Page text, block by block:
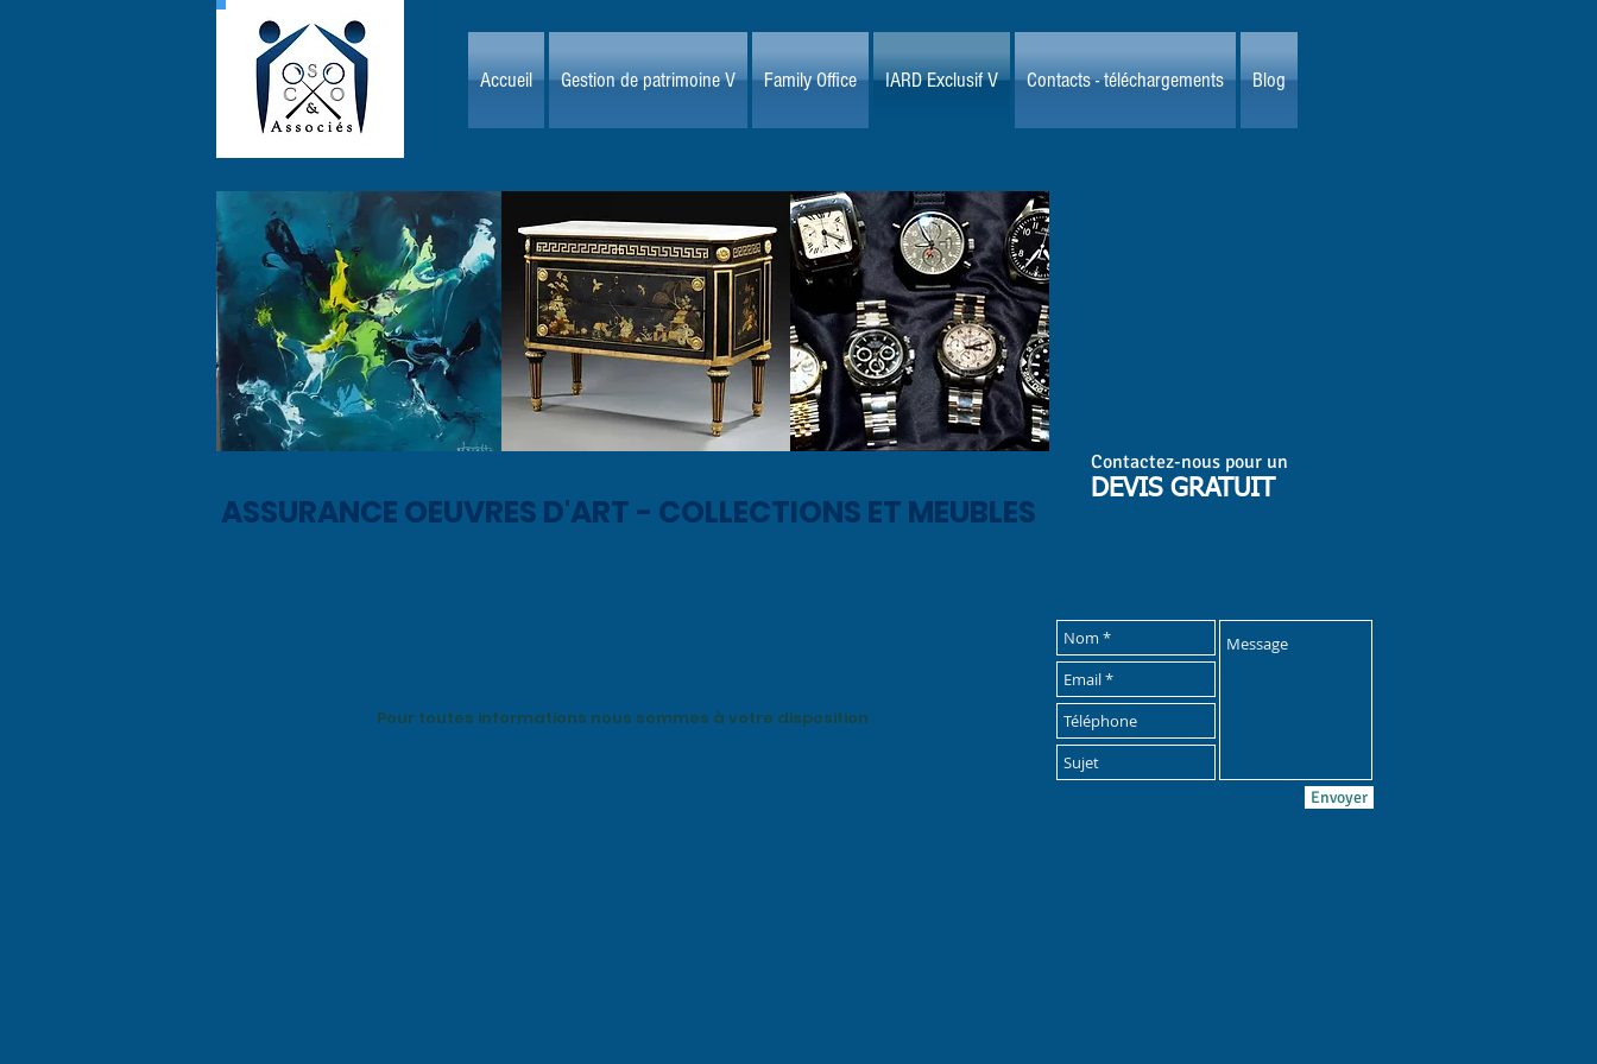
Accueil Gestion de patrimoine V Family Office IARD Exclusif V Contacts - téléchargements Blog
Pour toutes informations nous sommes à votre disposition
Contactez-nous pour un
DEVIS GRATUIT
Envoyer
ASSURANCE OEUVRES D'ART - COLLECTIONS ET MEUBLES